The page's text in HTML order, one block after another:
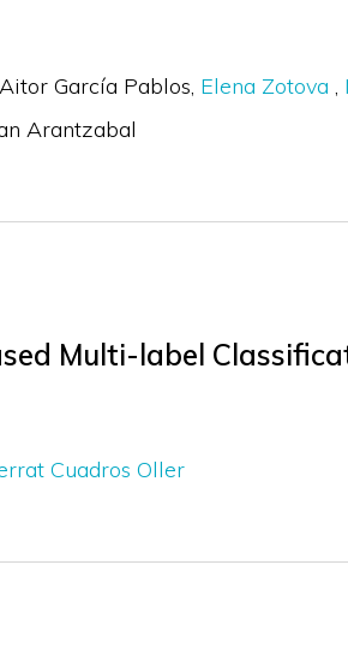
Aitor García Pablos Elena Zotova
Arantzabal
Multi-label
Cuadros Oller